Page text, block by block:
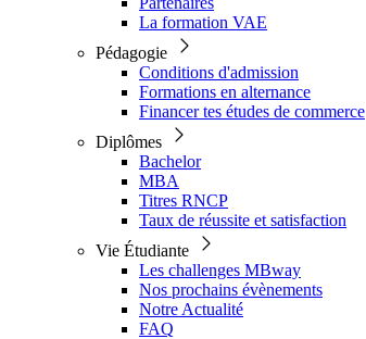
La formation VAE
Pédagogie
Conditions d'admission
Formations en alternance
Financer tes études de commerce
Diplômes
Bachelor
MBA
Titres RNCP
Taux de réussite et satisfaction
Vie Étudiante
Les challenges MBway
Nos prochains évènements
Notre Actualité
FAQ